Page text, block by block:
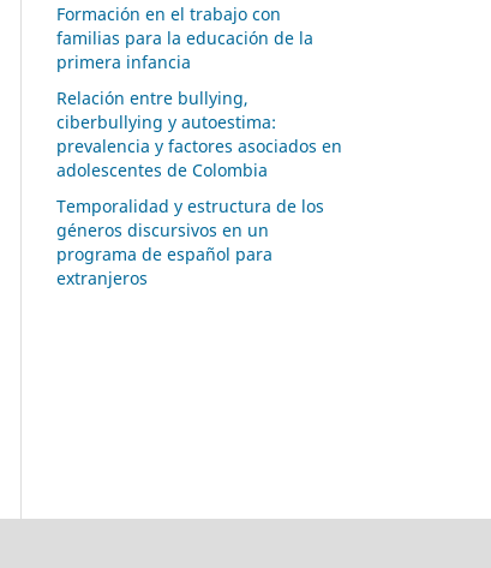
Formación en el trabajo con
familias para la educación de la
primera infancia
Relación entre bullying,
ciberbullying y autoestima:
prevalencia y factores asociados en
adolescentes de Colombia
Temporalidad y estructura de los
géneros discursivos en un
programa de español para
extranjeros